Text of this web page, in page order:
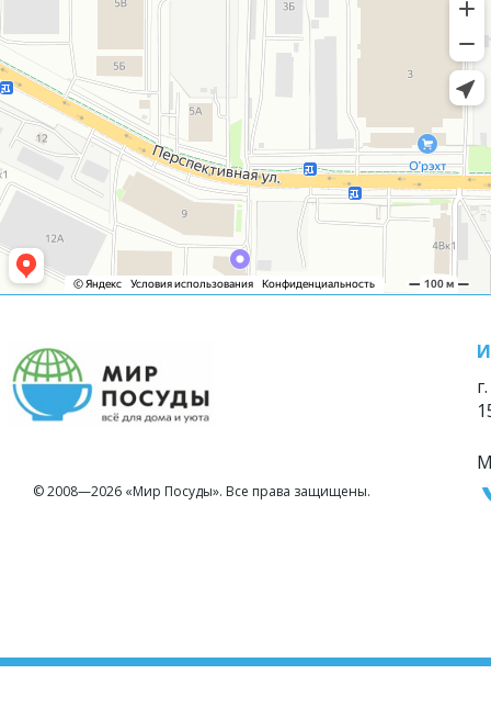
© 2008—2026 «Мир Посуды». Все права защищены.